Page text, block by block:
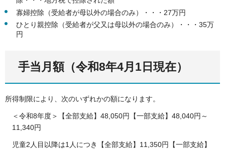
寡婦控除（受給者が母以外の場合のみ）・・・27万円
ひとり親控除（受給者が父又は母以外の場合のみ）・・・35万
円
手当月額（令和8年4月1日現在）
所得制限により、次のいずれかの額になります。
＜令和8年度＞【全部支給】48,050円【一部支給】48,040円～
11,340円
児童2人目以降は1人につき【全部支給】11,350円【一部支給】